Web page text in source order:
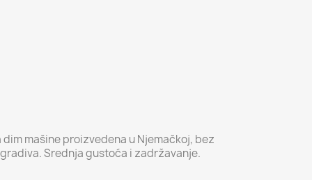
dim mašine proizvedena u Njemačkoj, bez
Srednja gustoća i zadržavanje.